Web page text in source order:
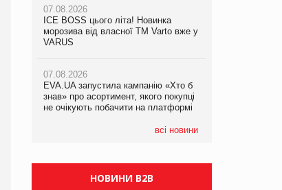
07.08.2026
ICE BOSS цього літа! Новинка
морозива від власної ТМ Varto вже у
VARUS
07.08.2026
EVA.UA запустила кампанію «Хто б
знав» про асортимент, якого покупці
не очікують побачити на платформі
всі новини
06.08.2026
Смачна новинка для хвостатих: у
VARUS з’явилися паучі Varto Paw
05.08.2026
Мережа супермаркетів VARUS купує
мережу магазинів формату
компанія налічуватиме 374 магазини
07.08.2026
Франція заборонила рекламні дзвінки
НОВИНИ B2B